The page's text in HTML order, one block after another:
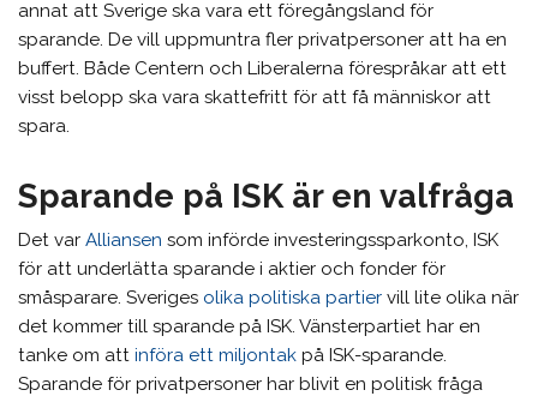
annat att Sverige ska vara ett föregångsland för
sparande. De vill uppmuntra fler privatpersoner att ha en
buffert. Både Centern och Liberalerna förespråkar att ett
visst belopp ska vara skattefritt för att få människor att
spara.
Sparande på ISK är en valfråga
Det varAlliansen som införde investeringssparkonto, ISK
för att underlätta sparande i aktier och fonder för
småsparare. Sveriges olika politiska partier vill lite olika när
det kommer till sparande på ISK. Vänsterpartiet har en
tanke om attinföra ett miljontak på ISK-sparande.
Sparande för privatpersoner har blivit en politisk fråga